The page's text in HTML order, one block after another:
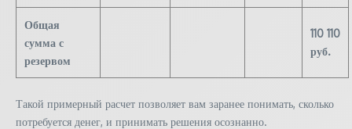
Общая
сумма с
резервом
110 110
руб.
Такой примерный расчет позволяет вам заранее понимать, сколько
потребуется денег, и принимать решения осознанно.